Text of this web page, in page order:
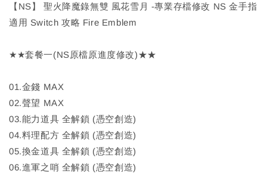
【NS】 聖火降魔錄無雙 風花雪月 -專業存檔修改 NS 金手指
適用 Switch 攻略 Fire Emblem
★★套餐一(NS原檔原進度修改)★★
01.金錢 MAX
02.聲望 MAX
03.能力道具 全解鎖 (憑空創造)
04.料理配方 全解鎖 (憑空創造)
05.換金道具 全解鎖 (憑空創造)
06.進軍之哨 全解鎖 (憑空創造)